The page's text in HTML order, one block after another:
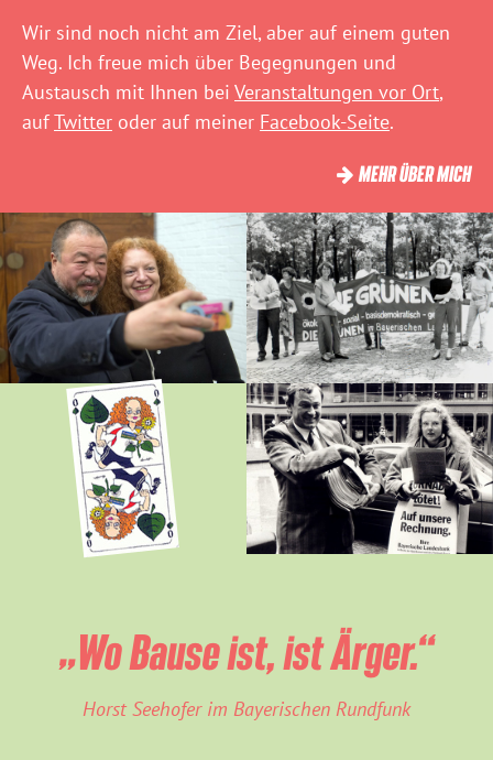
Wir sind noch nicht am Ziel, aber auf einem guten
Weg. Ich freue mich über Begegnungen und
Austausch mit Ihnen bei Veranstaltungen vor Ort,
aufTwitter oder auf meiner Facebook-Seite.
MEHR ÜBER MICH
„Wo Bause ist, ist Ärger.“
Horst Seehofer im Bayerischen Rundfunk